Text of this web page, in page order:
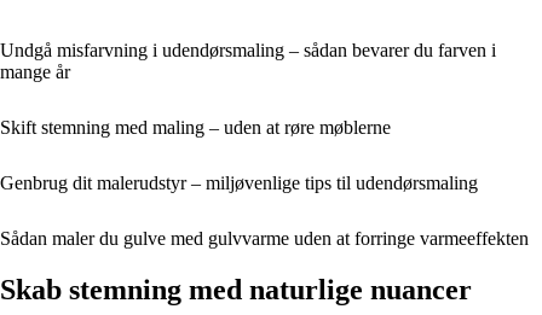
Undgå misfarvning i udendørsmaling – sådan bevarer du farven i
mange år
Skift stemning med maling – uden at røre møblerne
Genbrug dit malerudstyr – miljøvenlige tips til udendørsmaling
Sådan maler du gulve med gulvvarme uden at forringe varmeeffekten
Skab stemning med naturlige nuancer